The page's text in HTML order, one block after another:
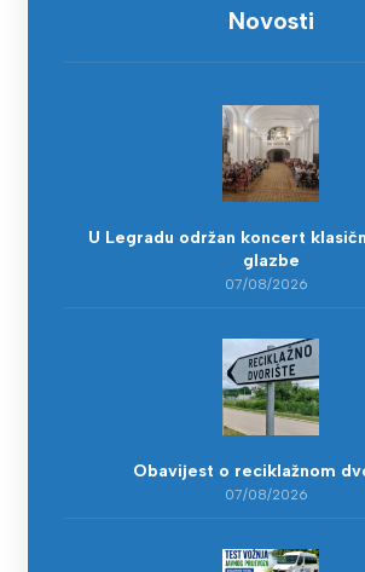
Novosti
U Legradu održan koncert
glazbe
07/08/2026
Obavijest o reciklažnom
07/08/2026